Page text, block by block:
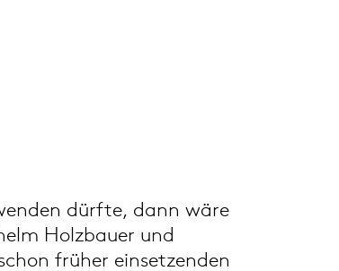
dürfte, dann wäre
Holzbauer und
früher einsetzenden